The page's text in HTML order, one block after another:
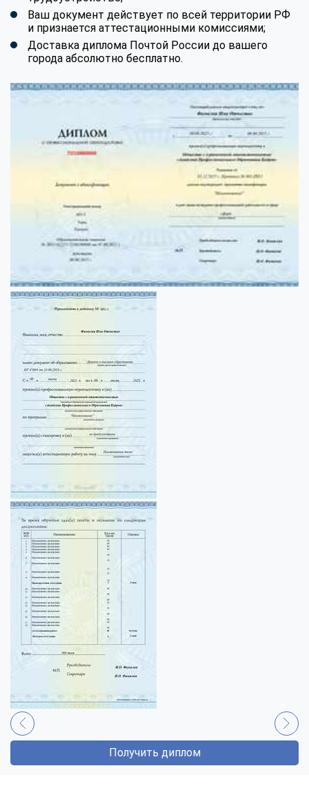
Ваш документ действует по всей территории РФ
и признается аттестационными комиссиями;
Доставка диплома Почтой России до вашего
города абсолютно бесплатно.
Получить диплом